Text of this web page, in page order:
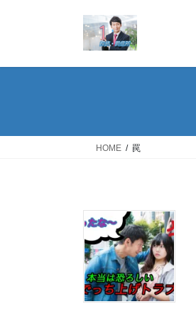
HOME 罠